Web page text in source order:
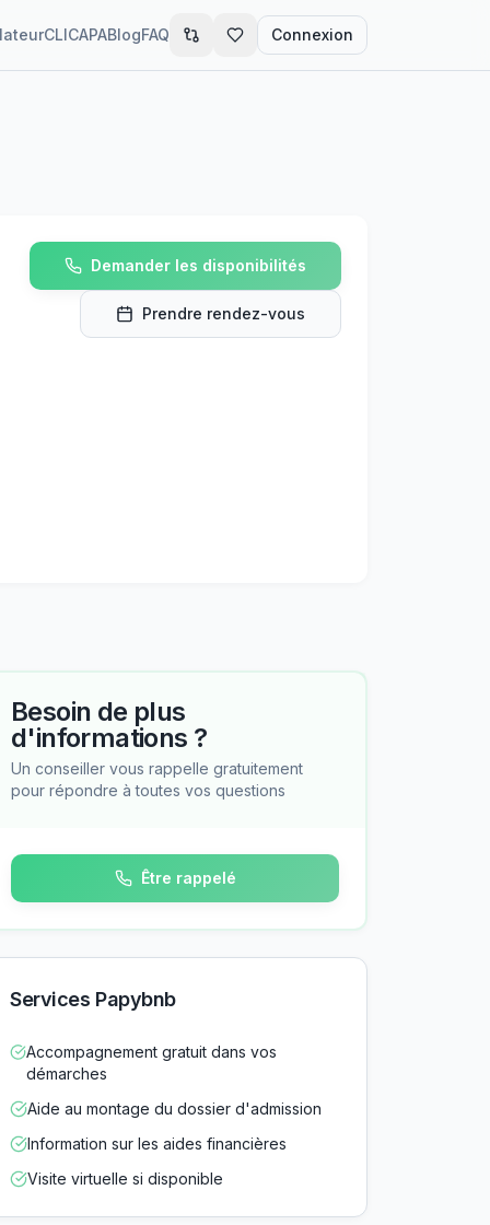
CLICAPABlogFAQ Connexion
Demander les disponibilités
Prendre rendez-vous
Besoin de plus
d'informations ?
Un conseiller vous rappelle gratuitement
pour répondre à toutes vos questions
Être rappelé
Services Papybnb
Accompagnement gratuit dans vos
démarches
Aide au montage du dossier d'admission
Information sur les aides financières
Visite virtuelle si disponible